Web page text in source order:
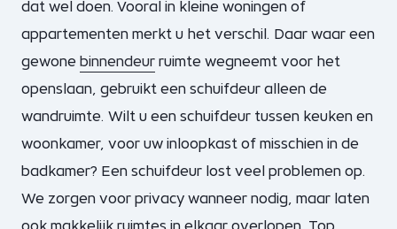
dat wel doen. Vooral in kleine woningen of
appartementen merkt u het verschil. Daar waar een
gewone binnendeur ruimte wegneemt voor het
openslaan, gebruikt een schuifdeur alleen de
wandruimte. Wilt u een schuifdeur tussen keuken en
woonkamer, voor uw inloopkast of misschien in de
badkamer? Een schuifdeur lost veel problemen op.
We zorgen voor privacy wanneer nodig, maar laten